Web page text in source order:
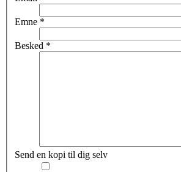
Emne *
Besked *
Send en kopi til dig selv